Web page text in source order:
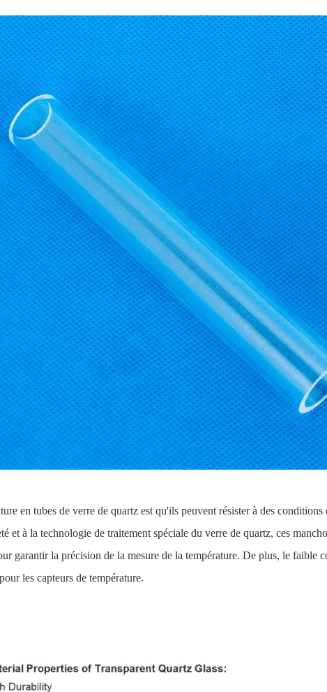
en tubes de verre de quartz est qu'ils peuvent résister à des
et à la technologie de traitement spéciale du verre de quartz, ces
garantir la précision de la mesure de la température. De plus, le
les capteurs de température.